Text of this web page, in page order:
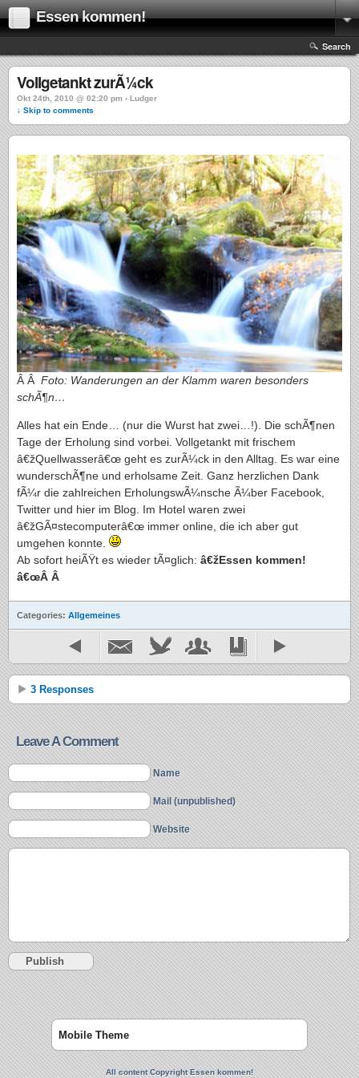
Essen kommen!
Search
Vollgetankt zurÃ¼ck
Okt 24th, 2010 @ 02:20 pm › Ludger
↓ Skip to comments
Â Â Foto: Wanderungen an der Klamm waren besonders
schÃ¶n…
Alles hat ein Ende… (nur die Wurst hat zwei…!). Die schÃ¶nen
Tage der Erholung sind vorbei. Vollgetankt mit frischem
â€žQuellwasserâ€œ geht es zurÃ¼ck in den Alltag. Es war eine
wunderschÃ¶ne und erholsame Zeit. Ganz herzlichen Dank
fÃ¼r die zahlreichen ErholungswÃ¼nsche Ã¼ber Facebook,
Twitter und hier im Blog. Im Hotel waren zwei
â€žGÃ¤stecomputerâ€œ immer online, die ich aber gut
umgehen konnte.
Ab sofort heiÃŸt es wieder tÃ¤glich: â€žEssen kommen!
â€œÂ Â
Categories: Allgemeines
3 Responses
Leave A Comment
Name
Mail (unpublished)
Website
Mobile Theme
All content Copyright Essen kommen!